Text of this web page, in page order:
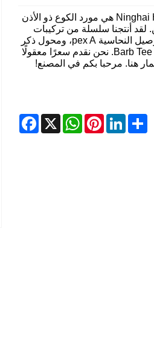
Ninghai Hongxiang Copper Industry Co.,Ltd هي مورد الكوع ذو الأذن
لقد أنتجنا سلسلة من تركيبات
النحاس Pex A بما في ذلك وصلات التوصيل النحاسية pex A، ومحول ذكر
Pex النحاسي، ووصلات أنابيب النحاس Barb Tee. نحن نقدم سعرًا معقولًا
Facebook X
WhatsAppPinterestLinkedInShare